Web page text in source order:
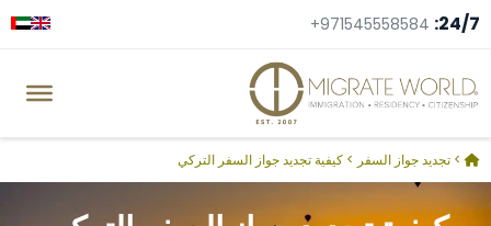
24/7:
+971545558584
> تجديد جواز السفر > كيفية تجديد جواز السفر التركي